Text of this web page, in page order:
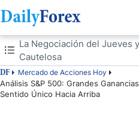
Tabla de contenidos
DF Mercado de Acciones Hoy
Análisis S&P 500: Grandes
Sentido Único Hacia Arriba
La Negociación del Jueves
Cautelosa
La Negociación del Jueves y el